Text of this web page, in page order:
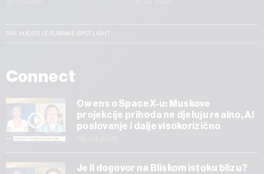
SVE VIJESTI IZ RUBRIKE SPOTLIGHT
Connect
Owens o SpaceX-u: Muskove
projekcije prihoda ne djeluju realno, AI
poslovanje i dalje visokorizično
Je li dogovor na Bliskom istoku blizu?